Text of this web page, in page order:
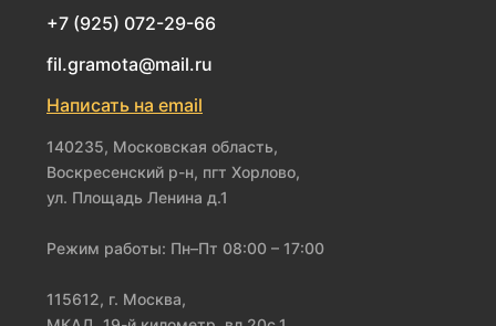
+7 (925) 072-29-66
fil.gramota@mail.ru
Написать на email
140235, Московская область,
Воскресенский р-н, пгт Хорлово,
ул. Площадь Ленина д.1
Режим работы: Пн–Пт 08:00 – 17:00
115612, г. Москва,